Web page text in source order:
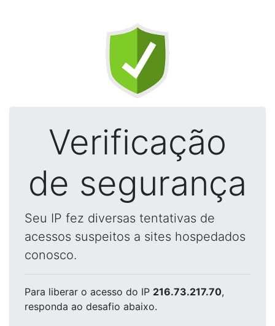
Verificação
de segurança
Seu IP fez diversas tentativas de
acessos suspeitos a sites hospedados
conosco.
Para liberar o acesso do IP 216.73.217.70,
responda ao desafio abaixo.